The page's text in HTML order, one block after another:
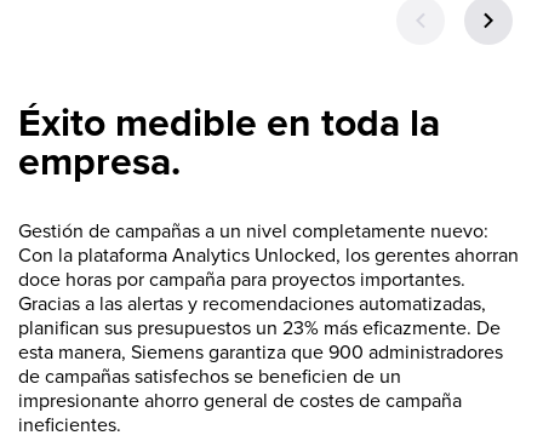
Éxito medible en toda la
empresa.
Gestión de campañas a un nivel completamente nuevo:
Con la plataforma Analytics Unlocked, los gerentes ahorran
doce horas por campaña para proyectos importantes.
Gracias a las alertas y recomendaciones automatizadas,
planifican sus presupuestos un 23% más eficazmente. De
esta manera, Siemens garantiza que 900 administradores
de campañas satisfechos se beneficien de un
impresionante ahorro general de costes de campaña
ineficientes.